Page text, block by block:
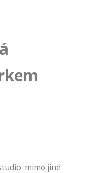
mimo jiné